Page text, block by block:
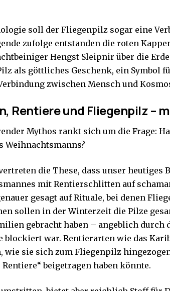
soll der Fliegenpilz sogar eine
zufolge entstanden die roten
Hengst Sleipnir über die
als göttliches Geschenk, ein Symbol
zwischen Mensch und
Rentiere und Fliegenpilz –
Mythos rankt sich um die Frage:
Weihnachtsmanns?
die These, dass unser heutiges
mit Rentierschlitten auf
gesagt auf Rituale, bei denen
sollen in der Winterzeit die Pilze
gebracht haben – angeblich durch
blockiert war. Rentierarten wie das
wie sie sich zum Fliegenpilz
beigetragen haben könnte.